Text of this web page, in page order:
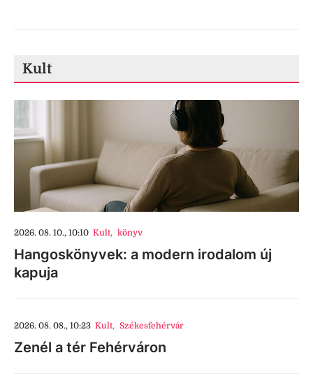
Kult
2026. 08. 10., 10:10 Kult, könyv
Hangoskönyvek: a modern irodalom új
kapuja
2026. 08. 08., 10:23 Kult, Székesfehérvár
Zenél a tér Fehérváron